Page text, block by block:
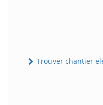
Trouver chantier